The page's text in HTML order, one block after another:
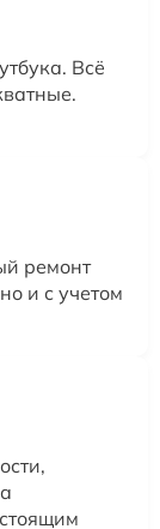
Всё
ремонт
и с учетом